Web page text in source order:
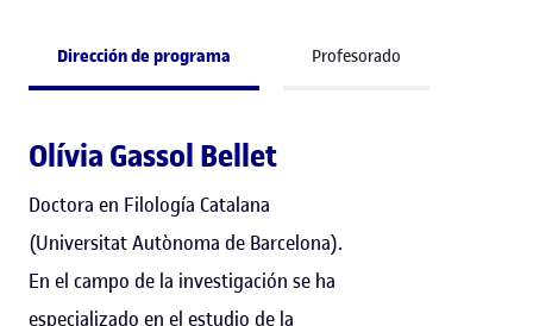
Dirección de programa Profesorado
Olívia Gassol Bellet
Doctora en Filología Catalana
(Universitat Autònoma de Barcelona).
En el campo de la investigación se ha
especializado en el estudio de la